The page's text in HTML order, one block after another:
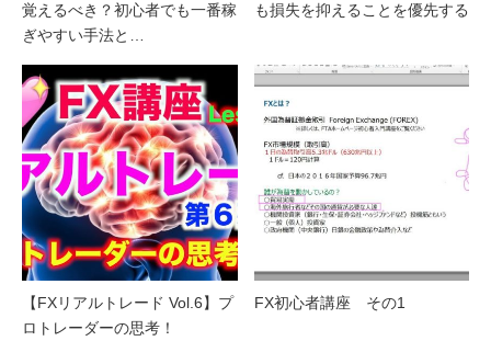
覚えるべき？初心者でも一番稼
ぎやすい手法と…
も損失を抑えることを優先する
【FXリアルトレード Vol.6】プ
ロトレーダーの思考！
FX初心者講座 その1